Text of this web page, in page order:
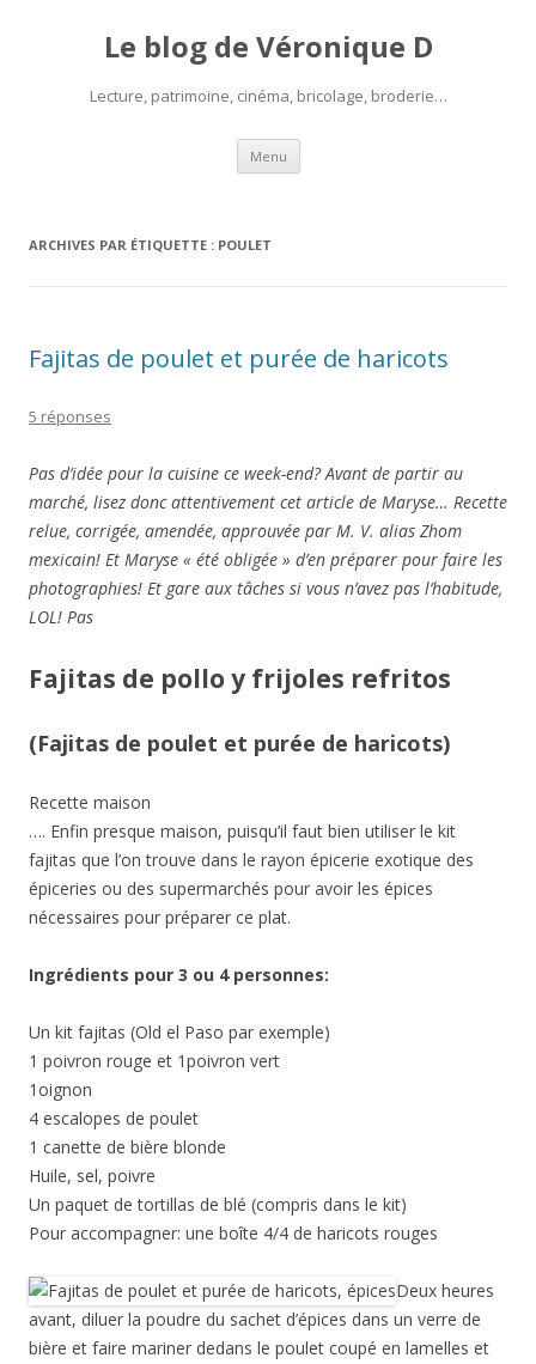
Le blog de Véronique D
Lecture, patrimoine, cinéma, bricolage, broderie…
Menu Aller
contenu
ARCHIVES PAR ÉTIQUETTE : POULET
Fajitas de poulet et purée de haricots
5 réponses
Pas d’idée pour la cuisine ce week-end? Avant de partir au
marché, lisez donc attentivement cet article de Maryse… Recette
relue, corrigée, amendée, approuvée par M. V. alias Zhom
mexicain! Et Maryse « été obligée » d’en préparer pour faire les
photographies! Et gare aux tâches si vous n’avez pas l’habitude,
LOL! Pas
Fajitas de pollo y frijoles refritos
(Fajitas de poulet et purée de haricots)
Recette maison
…. Enfin presque maison, puisqu’il faut bien utiliser le kit
fajitas que l’on trouve dans le rayon épicerie exotique des
épiceries ou des supermarchés pour avoir les épices
nécessaires pour préparer ce plat.
Ingrédients pour 3 ou 4 personnes:
Un kit fajitas (Old el Paso par exemple)
1 poivron rouge et 1poivron vert
1oignon
4 escalopes de poulet
1 canette de bière blonde
Huile, sel, poivre
Un paquet de tortillas de blé (compris dans le kit)
Pour accompagner: une boîte 4/4 de haricots rouges
Deux heures
avant, diluer la poudre du sachet d’épices dans un verre de
bière et faire mariner dedans le poulet coupé en lamelles et